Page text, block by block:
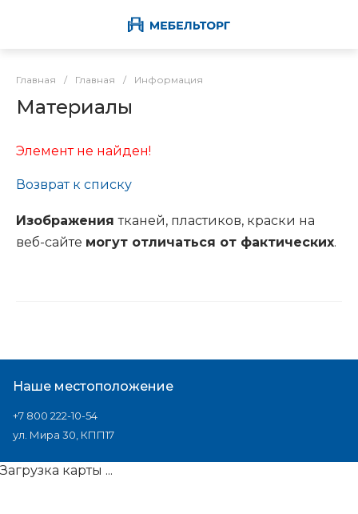
Главная / Главная / Информация
Материалы
Элемент не найден!
Возврат к списку
Изображениятканей, пластиков, краски на
веб-сайте могут отличаться от фактических.
Наше местоположение
+7 800 222-10-54
ул. Мира 30, КПП17
Загрузка карты ...